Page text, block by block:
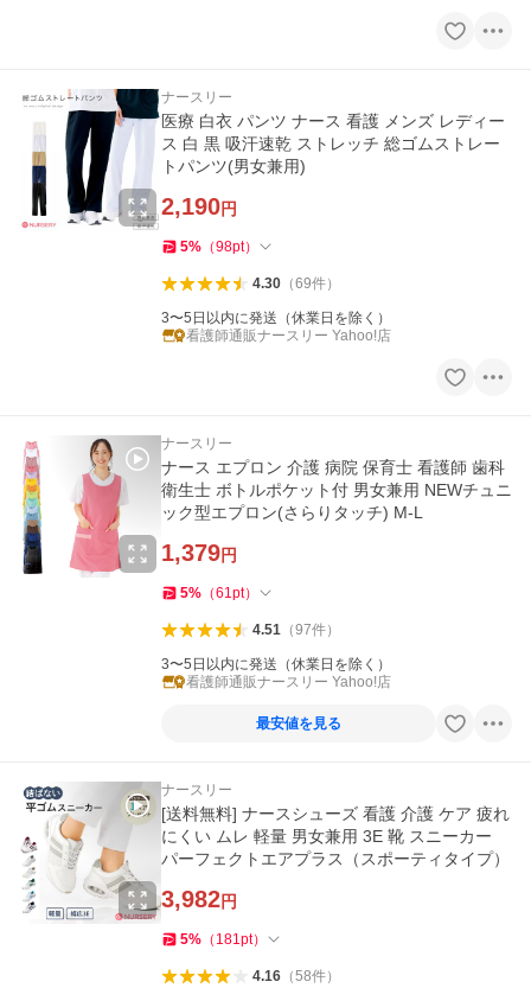
ナースリー
医療 白衣 パンツ ナース 看護 メンズ レディー
ス 白 黒 吸汗速乾 ストレッチ 総ゴムストレー
トパンツ(男女兼用)
2,190円
5% （98pt）
4.30（69件）
3〜5日以内に発送（休業日を除く）
看護師通販ナースリー Yahoo!店
ナースリー
ナース エプロン 介護 病院 保育士 看護師 歯科
衛生士 ボトルポケット付 男女兼用 NEWチュニ
ック型エプロン(さらりタッチ) M-L
1,379円
5% （61pt）
4.51（97件）
3〜5日以内に発送（休業日を除く）
看護師通販ナースリー Yahoo!店
最安値を見る
ナースリー
[送料無料] ナースシューズ 看護 介護 ケア 疲れ
にくい ムレ 軽量 男女兼用 3E 靴 スニーカー
パーフェクトエアプラス（スポーティタイプ）
3,982円
5% （ 181pt）
4.16（58件）